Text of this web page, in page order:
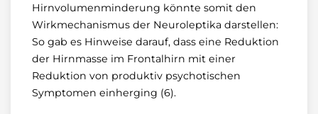
Hirnvolumenminderung könnte somit den
Wirkmechanismus der Neuroleptika darstellen:
So gab es Hinweise darauf, dass eine Reduktion
der Hirnmasse im Frontalhirn mit einer
Reduktion von produktiv psychotischen
Symptomen einherging (6).